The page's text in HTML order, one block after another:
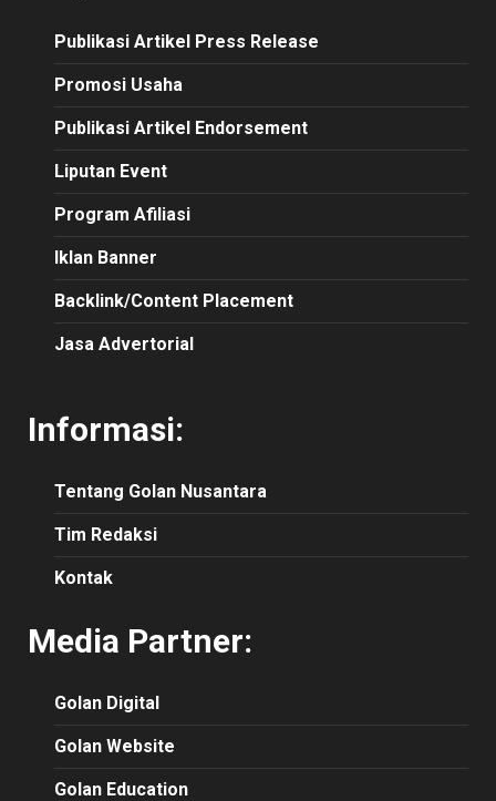
Publikasi Artikel Press Release
Promosi Usaha
Publikasi Artikel Endorsement
Liputan Event
Program Afiliasi
Iklan Banner
Backlink/Content Placement
Jasa Advertorial
Informasi:
Tentang Golan Nusantara
Tim Redaksi
Kontak
Media Partner:
Golan Digital
Golan Website
Golan Education